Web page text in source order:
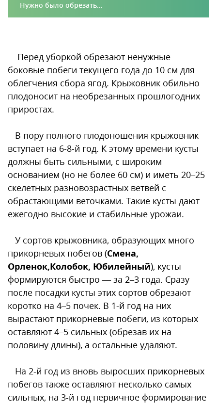
Нужно было обрезать...
Перед уборкой обрезают ненужные
боковые побеги текущего года до 10 см для
облегчения сбора ягод. Крыжовник обильно
плодоносит на необрезанных прошлогодних
приростах.
В пору полного плодоношения крыжовник
вступает на 6-8-й год. К этому времени кусты
должны быть сильными, с широким
основанием (но не более 60 см) и иметь 20–25
скелетных разновозрастных ветвей с
обрастающими веточками. Такие кусты дают
ежегодно высокие и стабильные урожаи.
У сортов крыжовника, образующих много
прикорневых побегов (Смена,
Орленок,Колобок, Юбилейный), кусты
формируются быстро — за 2–3 года. Сразу
после посадки кусты этих сортов обрезают
коротко на 4–5 почек. В 1-й год на них
вырастают прикорневые побеги, из которых
оставляют 4–5 сильных (обрезав их на
половину длины), а остальные удаляют.
На 2-й год из вновь выросших прикорневых
побегов также оставляют несколько самых
сильных, на 3-й год первичное формирование